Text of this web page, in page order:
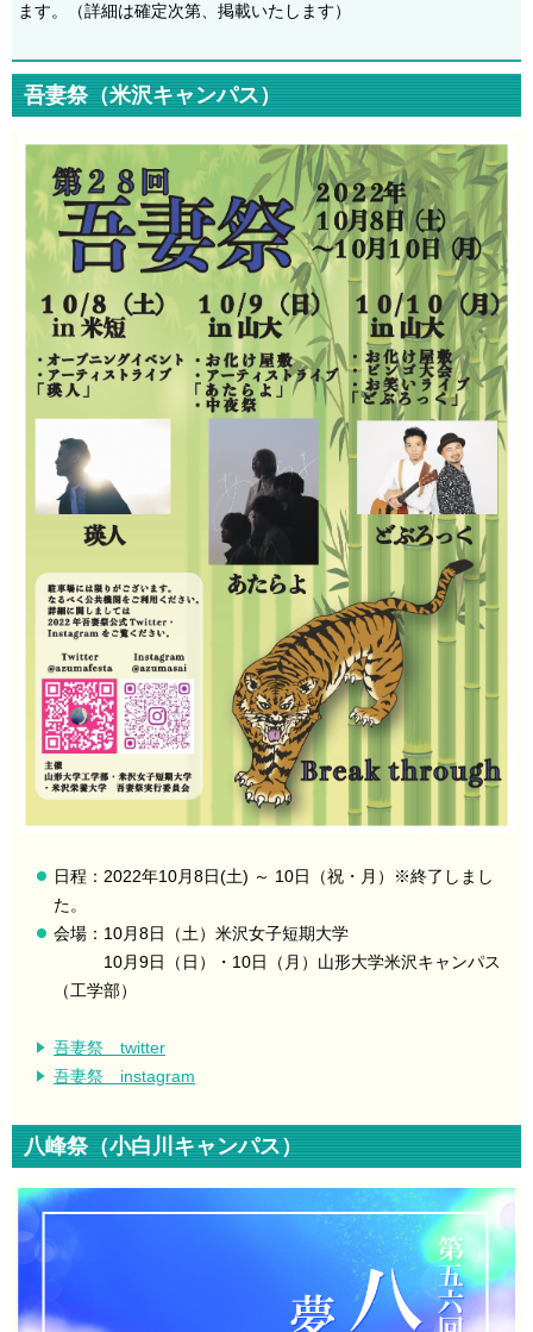
ます。（詳細は確定次第、掲載いたします）
吾妻祭（米沢キャンパス）
日程：2022年10月8日(土) ～ 10日（祝・月）※終了しまし
た。
会場：10月8日（土）米沢女子短期大学
10月9日（日）・10日（月）山形大学米沢キャンパス
（工学部）
吾妻祭 twitter
吾妻祭 instagram
八峰祭（小白川キャンパス）